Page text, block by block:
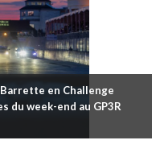
en Challenge
du week-end au GP3R